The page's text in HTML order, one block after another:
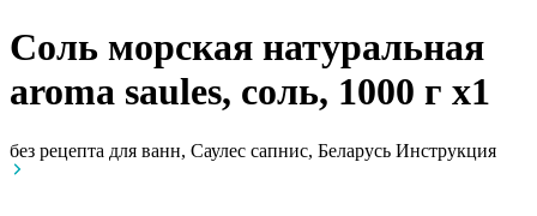
Соль морская натуральная
aroma saules, соль, 1000 г x1
без рецепта для ванн, Саулес сапнис, Беларусь Инструкция